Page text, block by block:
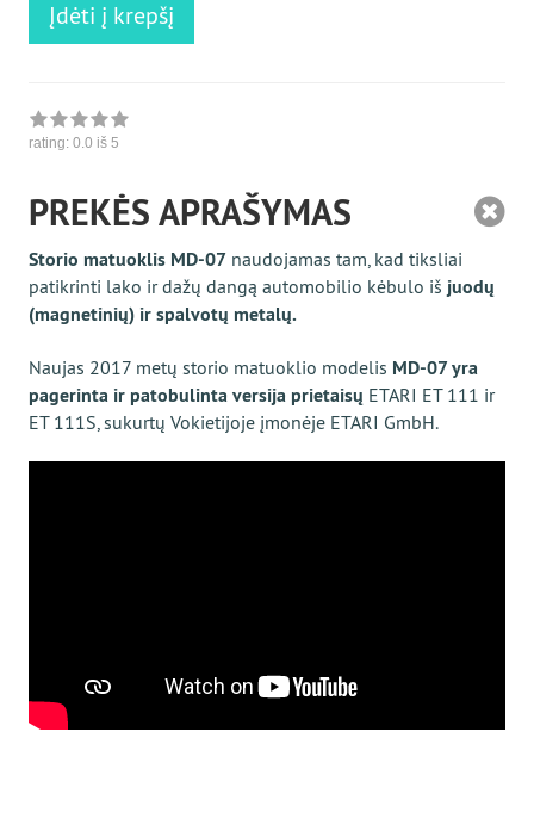
Įdėti į krepšį
rating: 0.0 iš 5
PREKĖS APRAŠYMAS
Storio matuoklis MD-07 naudojamas tam, kad tiksliai
patikrinti lako ir dažų dangą automobilio kėbulo iš juodų
(magnetinių) ir spalvotų metalų.
Naujas 2017 metų storio matuoklio modelis MD-07 yra
pagerinta ir patobulinta versija prietaisų ETARI ET 111 ir
ET 111S, sukurtų Vokietijoje įmonėje ETARI GmbH.